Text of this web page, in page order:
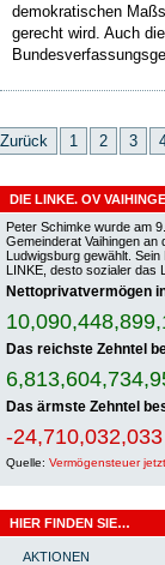
demokratischen
gerecht wird. Auch
Zurück
1 2 3
DIE LINKE. OV
Peter Schimke wurde am
Gemeinderat Vaihingen an
Ludwigsburg gewählt.
LINKE, desto sozialer das
Nettoprivatvermögen
Das reichste Zehntel
Das ärmste Zehntel
-
Quelle: Vermögensteuer
HIER FINDEN SIE…
AKTIONEN